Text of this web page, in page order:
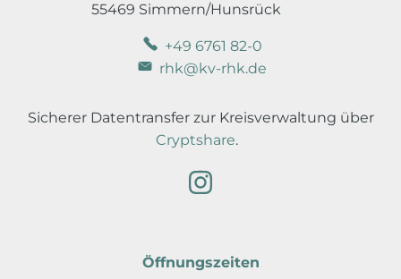
55469 Simmern/Hunsrück
+49 6761 82-0
rhk@kv-rhk.de
Sicherer Datentransfer zur Kreisverwaltung über
Cryptshare.
Öffnungszeiten